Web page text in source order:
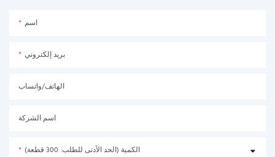
اسم
بريد إلكتروني
الهاتف/واتساب
اسم الشركة
الكمية (الحد الأدنى للطلب: 300 قطعة)